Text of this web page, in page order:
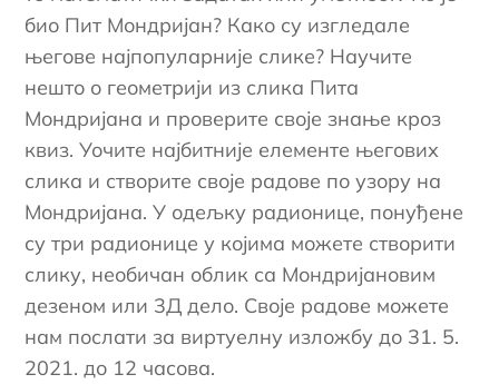
био Пит Мондријан? Како су изгледале
његове најпопуларније слике? Научите
нешто о геометрији из слика Пита
Мондријана и проверите своје знање кроз
квиз. Уочите најбитније елементе његових
слика и створите своје радове по узору на
Мондријана. У одељку радионице, понуђене
су три радионице у којима можете створити
слику, необичан облик са Мондријановим
дезеном или 3Д дело. Своје радове можете
нам послати за виртуелну изложбу до 31. 5.
2021. до 12 часова.